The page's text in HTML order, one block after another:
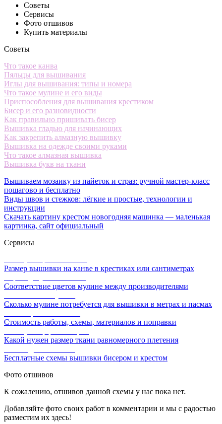
Советы
Сервисы
Фото отшивов
Купить материалы
Советы
Что такое канва
Пяльцы для вышивания
Иглы для вышивания: типы и номера
Что такое мулине и его виды
Приспособления для вышивания крестиком
Бисер и его разновидности
Как правильно пришивать бисер
Вышивка гладью для начинающих
Как закрепить алмазную вышивку
Вышивка на одежде своими руками
Что такое алмазная вышивка
Вышивка букв на ткани
Вышиваем мозаику из пайеток и страз: ручной мастер-класс
пошагово и бесплатно
Виды швов и стежков: лёгкие и простые, технологии и
инструкции
Скачать картину крестом новогодняя машинка — маленькая
картинка, сайт официальный
Сервисы
Размер вышивки на канве в крестиках или сантиметрах
Соответствие цветов мулине между производителями
Сколько мулине потребуется для вышивки в метрах и пасмах
Стоимость работы, схемы, материалов и поправки
Какой нужен размер ткани равномерного плетения
Бесплатные схемы вышивки бисером и крестом
Фото отшивов
К сожалению, отшивов данной схемы у нас пока нет.
Добавляйте фото своих работ в комментарии и мы с радостью
разместим их здесь!